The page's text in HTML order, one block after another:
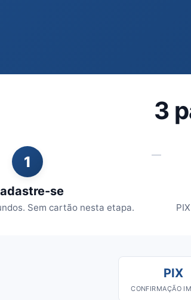
3
1
se
Sem cartão nesta etapa.
PIX
CONFIRMAÇÃO